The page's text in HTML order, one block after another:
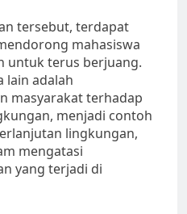
tersebut, terdapat
mahasiswa
untuk terus berjuang.
lain adalah
masyarakat terhadap
menjadi contoh
lingkungan,
mengatasi
yang terjadi di